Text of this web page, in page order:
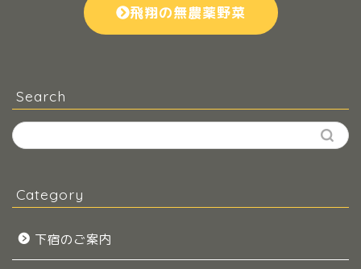
飛翔の無農薬野菜
Search
Category
下宿のご案内